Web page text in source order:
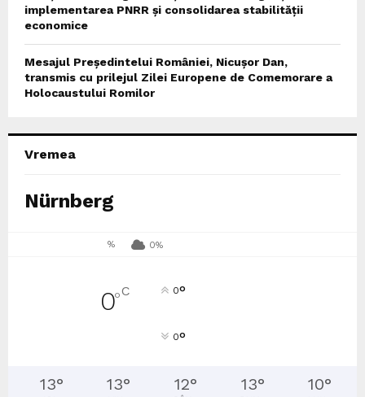
implementarea PNRR și consolidarea stabilității
economice
Mesajul Președintelui României, Nicușor Dan,
transmis cu prilejul Zilei Europene de Comemorare a
Holocaustului Romilor
Vremea
Nürnberg
% 0%
0°C 0°
0°
13° 13° 12° 13° 10°